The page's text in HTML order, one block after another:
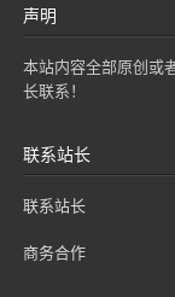
声明
本站内容全部原创或
长联系！
联系站长
联系站长
商务合作